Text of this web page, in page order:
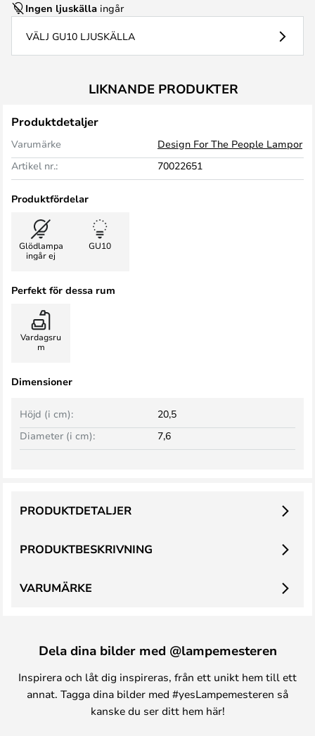
Ingen ljuskälla ingår
VÄLJ GU10 LJUSKÄLLA
LIKNANDE PRODUKTER
Produktdetaljer
Varumärke
Design For The People Lampor
Artikel nr.:
70022651
Produktfördelar
Glödlampa
ingår ej
GU10
Perfekt för dessa rum
Vardagsru
m
Dimensioner
Höjd (i cm):
20,5
Diameter (i cm):
7,6
PRODUKTBESKRIVNING
PRODUKTDETALJER
VARUMÄRKE
Dela dina bilder med @lampemesteren
Inspirera och låt dig inspireras, från ett unikt hem till ett
annat. Tagga dina bilder med #yesLampemesteren så
kanske du ser ditt hem här!